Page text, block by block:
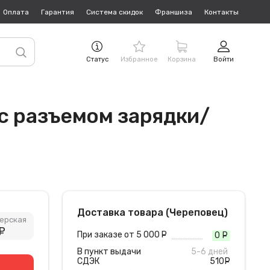
Оплата Гарантия Система скидок Франшиза Контакты
Статус Избранное Корзина Войти
разъемом зарядки/
Доставка товара (Череповец)
При заказе от 5 000 0
В пункт выдачи
СДЭК
5-6 дней
510